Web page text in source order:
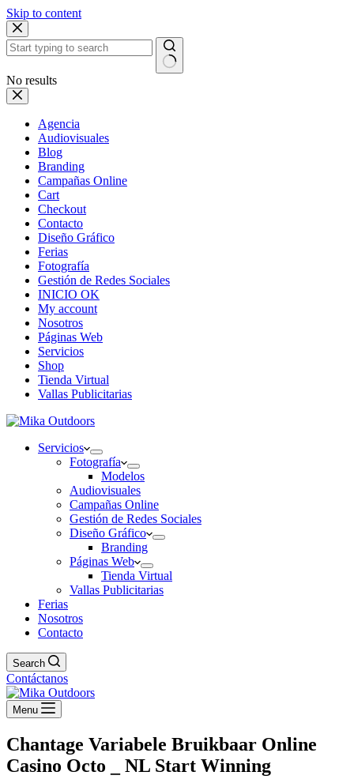
Skip to content
No results
Agencia
Audiovisuales
Blog
Branding
Campañas Online
Cart
Checkout
Contacto
Diseño Gráfico
Ferias
Fotografía
Gestión de Redes Sociales
INICIO OK
My account
Nosotros
Páginas Web
Servicios
Shop
Tienda Virtual
Vallas Publicitarias
Servicios
Fotografía
Modelos
Audiovisuales
Campañas Online
Gestión de Redes Sociales
Diseño Gráfico
Branding
Páginas Web
Tienda Virtual
Vallas Publicitarias
Ferias
Nosotros
Contacto
Search
Contáctanos
Menu
Chantage Variabele Bruikbaar Online
Casino Octo _ NL Start Winning